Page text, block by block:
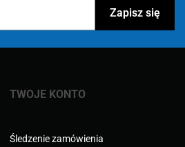
TWOJE KONTO
Śledzenie zamówienia